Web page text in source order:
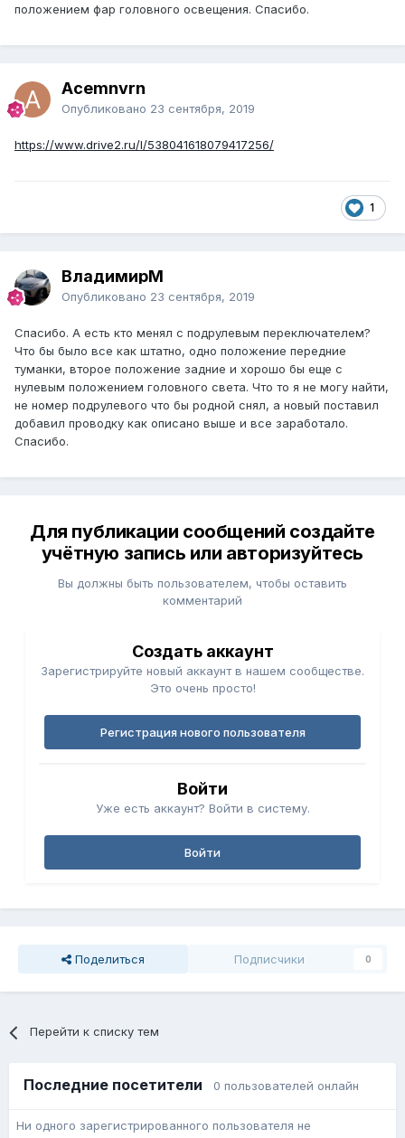
положением фар головного освещения. Спасибо.
Acemnvrn
Опубликовано 23 сентября, 2019
https://www.drive2.ru/l/538041618079417256/
1
ВладимирМ
Опубликовано 23 сентября, 2019
Спасибо. А есть кто менял с подрулевым переключателем?
Что бы было все как штатно, одно положение передние
туманки, второе положение задние и хорошо бы еще с
нулевым положением головного света. Что то я не могу найти,
не номер подрулевого что бы родной снял, а новый поставил
добавил проводку как описано выше и все заработало.
Спасибо.
Для публикации сообщений создайте
учётную запись или авторизуйтесь
Вы должны быть пользователем, чтобы оставить
комментарий
Создать аккаунт
Зарегистрируйте новый аккаунт в нашем сообществе.
Это очень просто!
Регистрация нового пользователя
Войти
Уже есть аккаунт? Войти в систему.
Войти
Поделиться Подписчики 0
Перейти к списку тем
Последние посетители 0 пользователей онлайн
Ни одного зарегистрированного пользователя не